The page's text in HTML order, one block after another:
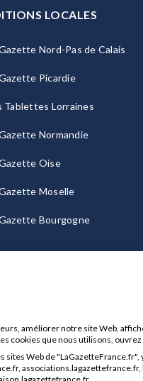
LOCALES
Nord-Pas de Calais
Picardie
Tablettes Lorraines
Normandie
Oise
Moselle
Bourgogne
CGU/CGV Données
améliorer notre site Web,
cookies que nous utilisons,
sites Web de "LaGazetteFrance.fr",